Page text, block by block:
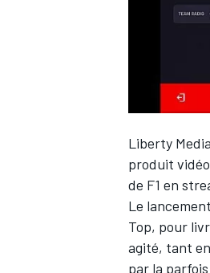
WEC
Liberty
produit
de F1 en
Le
Top, pour
agité, tant
par la